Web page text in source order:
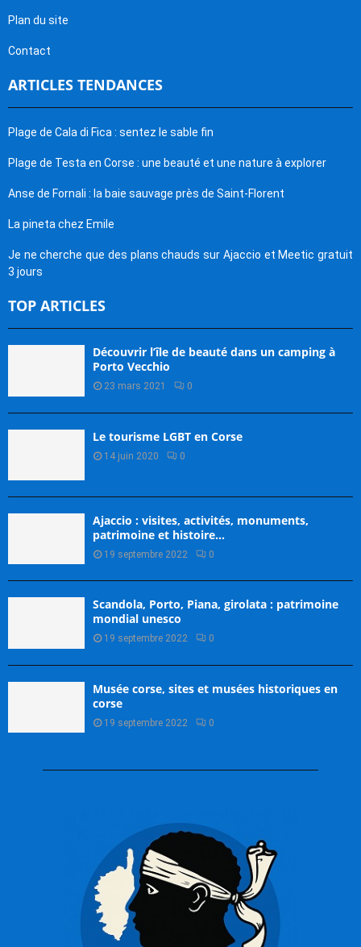
Plan du site
Contact
ARTICLES TENDANCES
Plage de Cala di Fica : sentez le sable fin
Plage de Testa en Corse : une beauté et une nature à explorer
Anse de Fornali : la baie sauvage près de Saint-Florent
La pineta chez Emile
Je ne cherche que des plans chauds sur Ajaccio et Meetic gratuit
3 jours
TOP ARTICLES
Découvrir l’île de beauté dans un camping à
Porto Vecchio
23 mars 2021 0
Le tourisme LGBT en Corse
14 juin 2020 0
Ajaccio : visites, activités, monuments,
patrimoine et histoire…
19 septembre 2022 0
Scandola, Porto, Piana, girolata : patrimoine
mondial unesco
19 septembre 2022 0
Musée corse, sites et musées historiques en
corse
19 septembre 2022 0